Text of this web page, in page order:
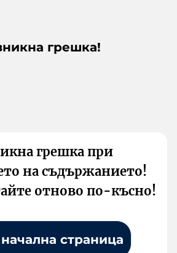
грешка!
грешка при
на съдържанието!
отново по-късно!
страница